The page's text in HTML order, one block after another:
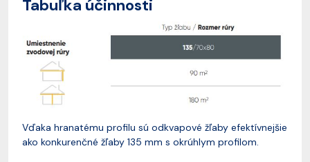
Tabuľka účinnosti
Vďaka hranatému profilu sú odkvapové žľaby efektívnejšie
ako konkurenčné žľaby 135 mm s okrúhlym profilom.